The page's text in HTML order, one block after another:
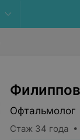
Офтальмолог
Стаж 34 года •